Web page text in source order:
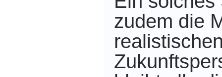
zudem die